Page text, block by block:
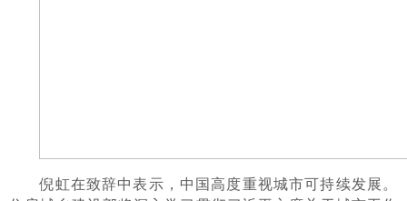
倪虹在致辞中表示，中国高度重视城市可持续发展。